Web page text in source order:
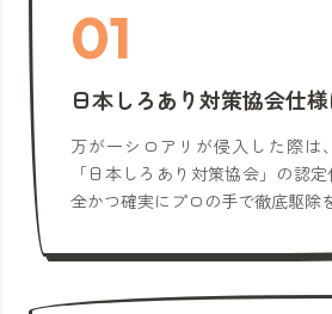
01
日本しろあり対策協会仕
万が一シロアリが侵入した際は
「日本しろあり対策協会」の認
全かつ確実にプロの手で徹底駆除